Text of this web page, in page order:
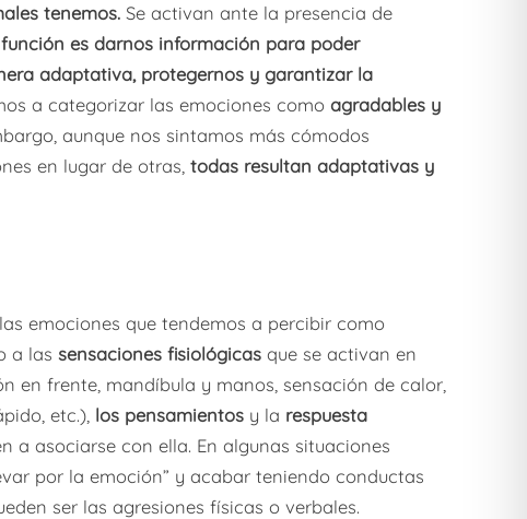
tenemos. Se activan ante la presencia de
es darnos información para poder
adaptativa, protegernos y garantizar la
a categorizar las emociones como agradables y
aunque nos sintamos más cómodos
en lugar de otras, todas resultan adaptativas y
emociones que tendemos a percibir como
a las sensaciones fisiológicas que se activan en
en frente, mandíbula y manos, sensación de calor,
etc.), los pensamientos y la respuesta
a asociarse con ella. En algunas situaciones
por la emoción” y acabar teniendo conductas
ser las agresiones físicas o verbales.